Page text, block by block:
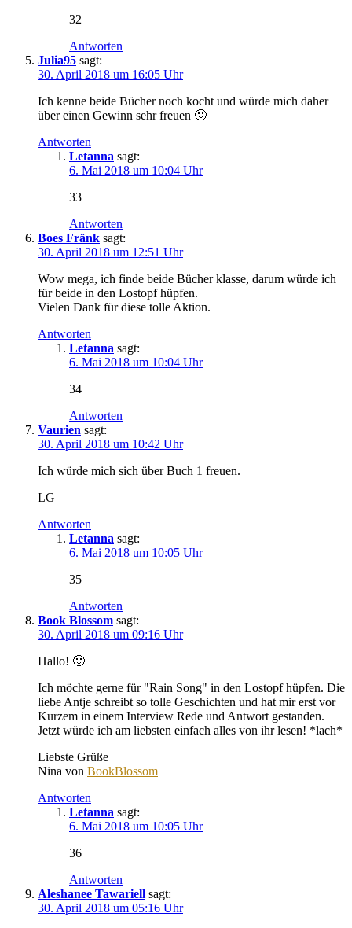
32
Antworten
Julia95 sagt:
30. April 2018 um 16:05 Uhr
Ich kenne beide Bücher noch kocht und würde mich daher
über einen Gewinn sehr freuen 🙂
Antworten
Letanna sagt:
6. Mai 2018 um 10:04 Uhr
33
Antworten
Boes Fränk sagt:
30. April 2018 um 12:51 Uhr
Wow mega, ich finde beide Bücher klasse, darum würde ich
für beide in den Lostopf hüpfen.
Vielen Dank für diese tolle Aktion.
Antworten
Letanna sagt:
6. Mai 2018 um 10:04 Uhr
34
Antworten
Vaurien sagt:
30. April 2018 um 10:42 Uhr
Ich würde mich sich über Buch 1 freuen.
LG
Antworten
Letanna sagt:
6. Mai 2018 um 10:05 Uhr
35
Antworten
Book Blossom sagt:
30. April 2018 um 09:16 Uhr
Hallo! 🙂
Ich möchte gerne für "Rain Song" in den Lostopf hüpfen. Die
liebe Antje schreibt so tolle Geschichten und hat mir erst vor
Kurzem in einem Interview Rede und Antwort gestanden.
Jetzt würde ich am liebsten einfach alles von ihr lesen! *lach*
Liebste Grüße
Nina von BookBlossom
Antworten
Letanna sagt:
6. Mai 2018 um 10:05 Uhr
36
Antworten
Aleshanee Tawariell sagt:
30. April 2018 um 05:16 Uhr